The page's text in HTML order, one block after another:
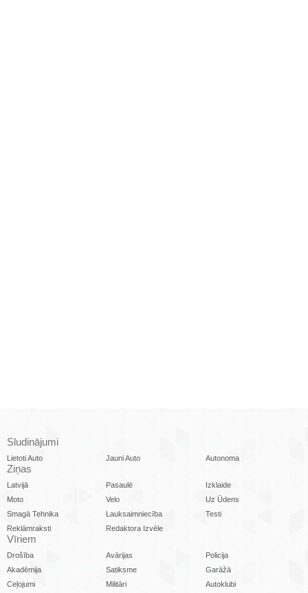
Sludinājumi
Lietoti Auto Jauni Auto Autonoma
Ziņas
Latvijā Pasaulē
Izklaide
Moto
Velo
Uz Ūdens
Smagā Tehnika
Lauksaimniecība
Testi
Reklāmraksti
Redaktora Izvēle
Vīriem
Drošība Avārijas
Policija
Akadēmija
Satiksme
Garāžā
Ceļojumi
Militāri
Autoklubi